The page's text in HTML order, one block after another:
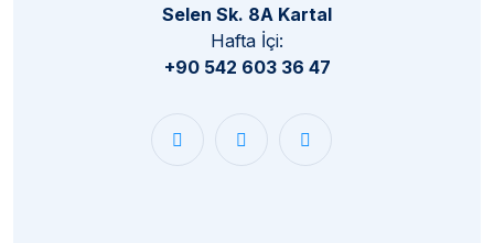
Selen Sk. 8A Kartal
Hafta İçi:
+90 542 603 36 47